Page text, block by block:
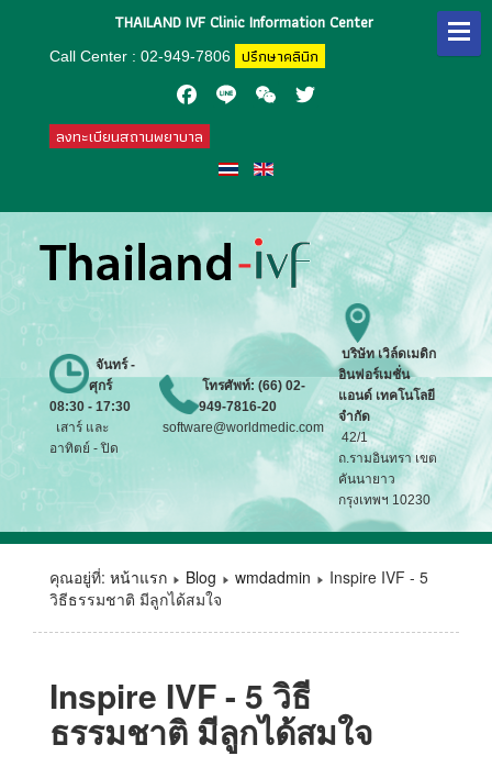
THAILAND IVF Clinic Information Center
Call Center : 02-949-7806 ปรึกษาคลินิก
Facebook
ลงทะเบียนสถานพยาบาล
จันทร์ -
ศุกร์
08:30 - 17:30
เสาร์ และ
อาทิตย์ - ปิด
โทรศัพท์: (66) 02-
949-7816-20
software@worldmedic.com
บริษัทเวิล์ดเมดิก
อินฟอร์เมชั่น
แอนด์ เทคโนโลยี
จำกัด
42/1
ถ.รามอินทรา เขต
คันนายาว
กรุงเทพฯ 10230
คุณอยู่ที่: หน้าแรก Blog wmdadmin
Inspire IVF - 5
วิธีธรรมชาติ มีลูกได้สมใจ
Inspire IVF - 5 วิธี
ธรรมชาติ มีลูกได้สมใจ